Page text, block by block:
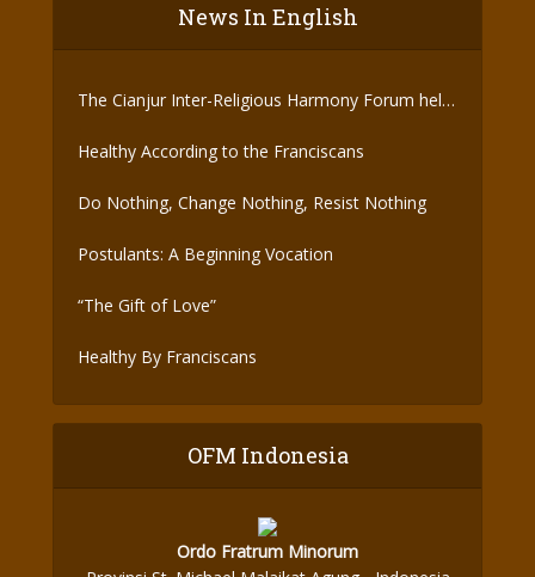
News In English
The Cianjur Inter-Religious Harmony Forum held
Healthy According to the Franciscans
Do Nothing, Change Nothing, Resist Nothing
Postulants: A Beginning Vocation
“The Gift of Love”
Healthy By Franciscans
OFM Indonesia
Ordo Fratrum Minorum